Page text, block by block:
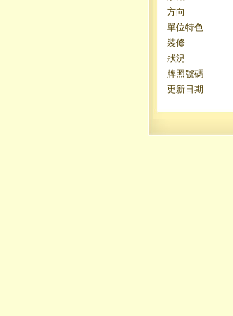
方向
單位特色
裝修
狀況
牌照號碼
更新日期